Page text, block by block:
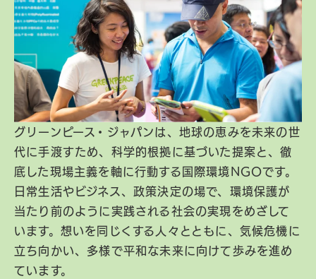
グリーンピース・ジャパンは、地球の恵みを未来の世
代に手渡すため、科学的根拠に基づいた提案と、徹
底した現場主義を軸に行動する国際環境NGOです。
日常生活やビジネス、政策決定の場で、環境保護が
当たり前のように実践される社会の実現をめざして
います。想いを同じくする人々とともに、気候危機に
立ち向かい、多様で平和な未来に向けて歩みを進め
ています。